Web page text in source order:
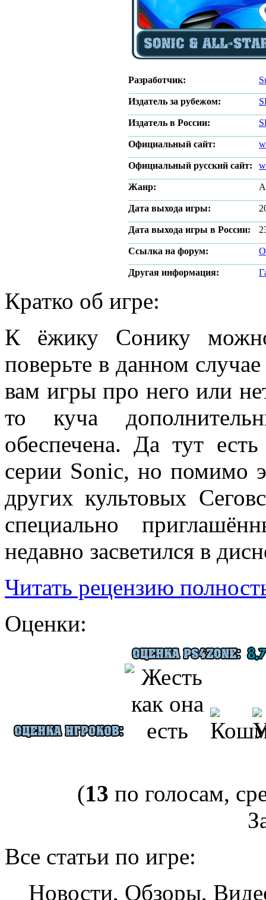
Разработчик:
Издатель за рубежом:
Издатель в России:
Официальный сайт:
Официальный русский сайт:
Жанр:
Дата выхода игры:
Дата выхода игры в России:
Ссылка на форум:
Другая информация:
Кратко об игре:
К ёжику Сонику
поверьте в данном
вам игры про него или
то куча
обеспечена. Да тут
серии Sonic, но помимо
других культовых
специально
недавно засветился в
Читать рецензию
Оценки:
(13 по голосам,
Все статьи по игре:
Новости, Обзоры,